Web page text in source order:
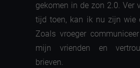
gekomen in de zon 2.0. Ver
tijd toen, kan ik nu zijn wie
Zoals vroeger
mijn vrienden en
brieven.